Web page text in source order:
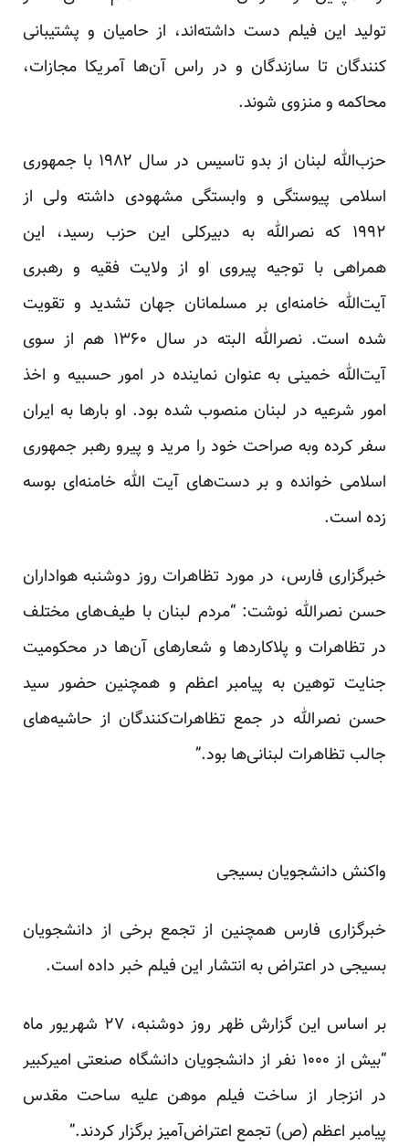
تولید این فیلم دست داشته‌اند، از حامیان و پشتیبانی
کنندگان تا سازندگان و در راس آن‌ها آمریکا مجازات،
محاکمه و منزوی شوند.
حزب‌الله لبنان از بدو تاسیس در سال ۱۹۸۲ با جمهوری
اسلامی پیوستگی و وابستگی مشهودی داشته ولی از
۱۹۹۲ که نصرالله به دبیرکلی این حزب رسید، این
همراهی با توجیه پیروی او از ولایت فقیه و رهبری
آیت‌الله خامنه‌ای بر مسلمانان جهان تشدید و تقویت
شده است. نصرالله البته در سال ۱۳۶۰ هم از سوی
آیت‌الله خمینی به عنوان نماینده در امور حسبیه و اخذ
امور شرعیه در لبنان منصوب شده بود. او بار‌ها به ایران
سفر کرده وبه صراحت خود را مرید و پیرو رهبر جمهوری
اسلامی خوانده و بر دست‌های آیت الله خامنه‌ای بوسه
زده است.
خبرگزاری فارس، در مورد تظاهرات روز دوشنبه هواداران
حسن نصرالله نوشت: “مردم لبنان با طیف‌های مختلف
در تظاهرات و پلاکارد‌ها و شعارهای آن‌ها در محکومیت
جنایت توهین به پیامبر اعظم و همچنین حضور سید
حسن نصرالله در جمع تظاهرات‌کنندگان از حاشیه‌های
جالب تظاهرات لبنانی‌ها بود.”
واکنش دانشجویان بسیجی
خبرگزاری فارس همچنین از تجمع برخی از دانشجویان
بسیجی در اعتراض به انتشار این فیلم خبر داده است.
بر اساس این گزارش ظهر روز دوشنبه، ۲۷ شهریور ماه
“بیش از ۱۰۰۰ نفر از دانشجویان دانشگاه صنعتی امیرکبیر
در انزجار از ساخت فیلم موهن علیه ساحت مقدس
پیامبر اعظم (ص) تجمع اعتراض‌آمیز برگزار کردند.”